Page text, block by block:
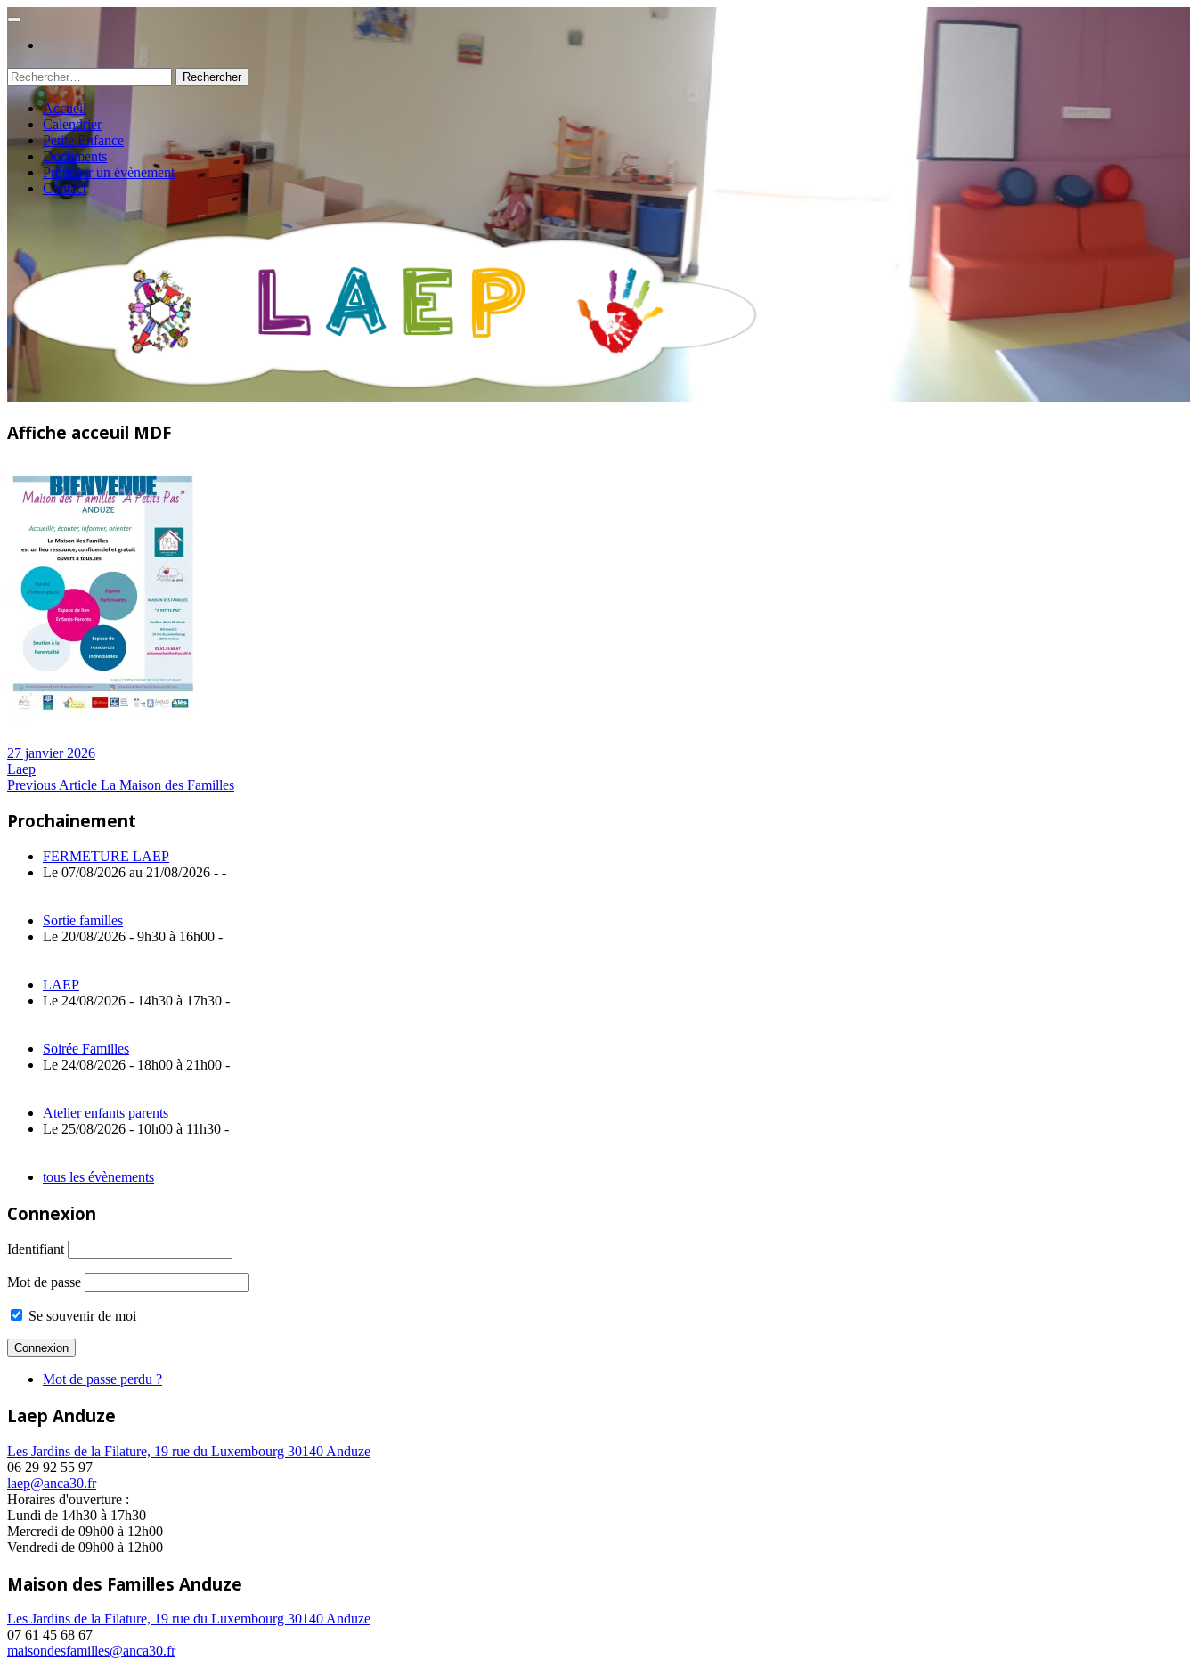
Rechercher :
Accueil
Calendrier
Petite Enfance
Documents
Proposer un évènement
Contact
Affiche acceuil MDF
27 janvier 2026
Laep
Navigation
de
l’article
Previous ArticlePrevious
La Maison des Familles
Prochainement
FERMETURE LAEP
Le 07/08/2026 au 21/08/2026 - -
Sortie familles
Le 20/08/2026 - 9h30 à 16h00 -
LAEP
Le 24/08/2026 - 14h30 à 17h30 -
Soirée Familles
Le 24/08/2026 - 18h00 à 21h00 -
Atelier enfants parents
Le 25/08/2026 - 10h00 à 11h30 -
tous les évènements
Connexion
Identifiant
Mot de passe
Se souvenir de moi
Mot de passe perdu ?
Laep Anduze
Les Jardins de la Filature, 19 rue du Luxembourg 30140 Anduze
06 29 92 55 97
laep@anca30.fr
Horaires d'ouverture :
Lundi de 14h30 à 17h30
Mercredi de 09h00 à 12h00
Vendredi de 09h00 à 12h00
Maison des Familles Anduze
Les Jardins de la Filature, 19 rue du Luxembourg 30140 Anduze
07 61 45 68 67
maisondesfamilles@anca30.fr